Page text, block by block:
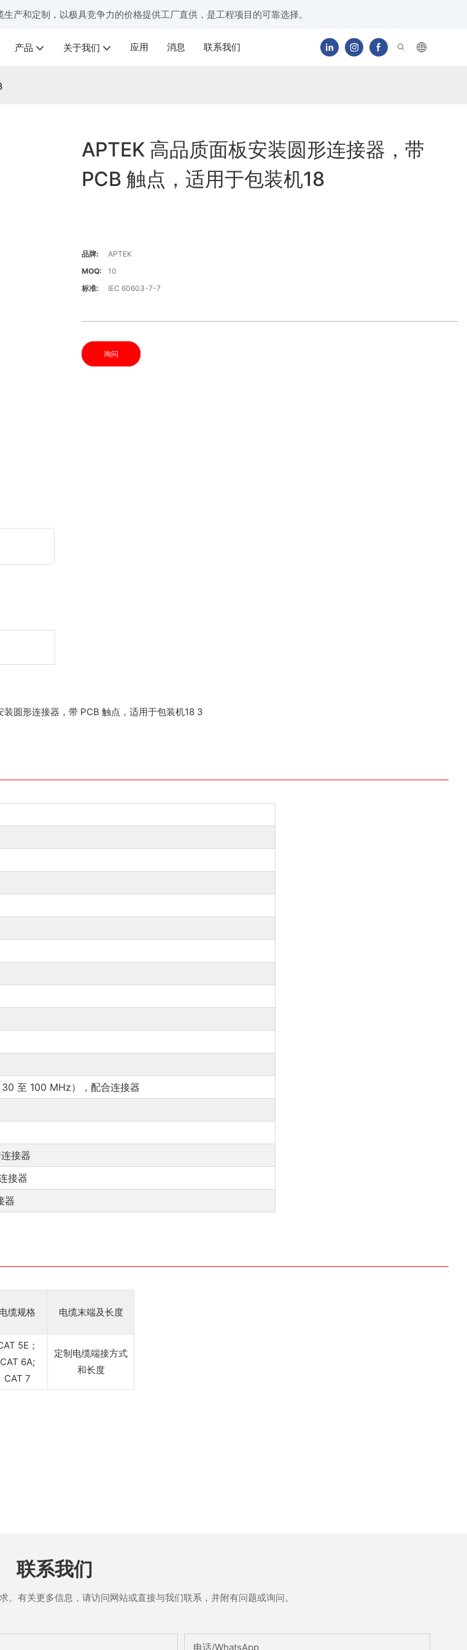
产和定制，以极具竞争力的价格提供工厂直供，是工程项目的可靠选择。
产品 关于我们 应用 消息 联系我们
APTEK 高品质面板安装圆形连接器，带
PCB 触点，适用于包装机18
品牌:
APTEK
MOQ:
10
标准:
IEC 60603-7-7
询问
至 100 MHz），配合连接器
接器
接器
器
电缆规格
电缆末端及长度
5E；
CAT 6A;
CAT 7
定制电缆端接方式
和长度
联系我们
有关更多信息，请访问网站或直接与我们联系，并附有问题或询问。
电话/WhatsApp